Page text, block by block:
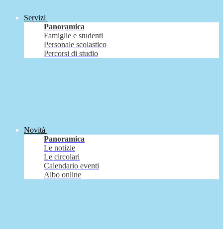
Servizi
Panoramica
Famiglie e studenti
Personale scolastico
Percorsi di studio
Novità
Panoramica
Le notizie
Le circolari
Calendario eventi
Albo online